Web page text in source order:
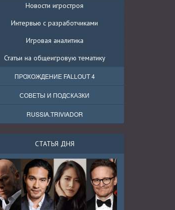
Новости игростроя
Интервью с разработчиками
Игровая аналитика
Статьи на общеигровую тематику
ПРОХОЖДЕНИЕ FALLOUT 4
СОВЕТЫ И ПОДСКАЗКИ
RUSSIA.TRIVIADOR
СТАТЬЯ ДНЯ